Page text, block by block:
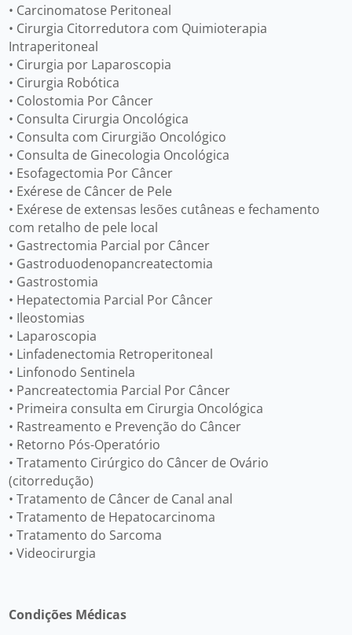
• Carcinomatose Peritoneal
• Cirurgia Citorredutora com Quimioterapia
Intraperitoneal
• Cirurgia por Laparoscopia
• Cirurgia Robótica
• Colostomia Por Câncer
• Consulta Cirurgia Oncológica
• Consulta com Cirurgião Oncológico
• Consulta de Ginecologia Oncológica
• Esofagectomia Por Câncer
• Exérese de Câncer de Pele
• Exérese de extensas lesões cutâneas e fechamento
com retalho de pele local
• Gastrectomia Parcial por Câncer
• Gastroduodenopancreatectomia
• Gastrostomia
• Hepatectomia Parcial Por Câncer
• Ileostomias
• Laparoscopia
• Linfadenectomia Retroperitoneal
• Linfonodo Sentinela
• Pancreatectomia Parcial Por Câncer
• Primeira consulta em Cirurgia Oncológica
• Rastreamento e Prevenção do Câncer
• Retorno Pós-Operatório
• Tratamento Cirúrgico do Câncer de Ovário
(citorredução)
• Tratamento de Câncer de Canal anal
• Tratamento de Hepatocarcinoma
• Tratamento do Sarcoma
• Videocirurgia
Condições Médicas